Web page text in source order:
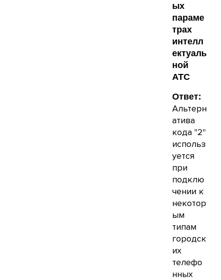
ых
параме
трах
интелл
ектуаль
ной
АТС
Ответ:
Альтерн
атива
кода "2"
использ
уется
при
подклю
чении к
некотор
ым
типам
городск
их
телефо
нных